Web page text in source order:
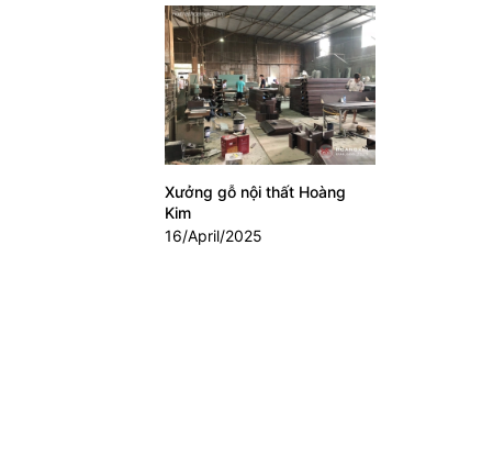
Xưởng gỗ nội thất Hoàng
Kim
16/April/2025